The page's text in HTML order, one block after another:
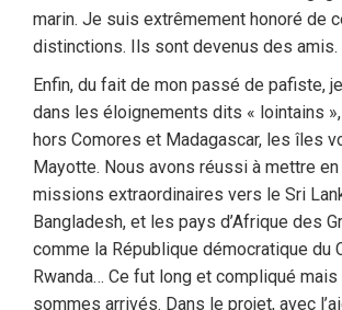
marin. Je suis extrêmement honoré de
distinctions. Ils sont devenus des amis.
Enfin, du fait de mon passé de pafiste,
dans les éloignements dits « lointains
hors Comores et Madagascar, les îles
Mayotte. Nous avons réussi à mettre
missions extraordinaires vers le Sri
Bangladesh, et les pays d’Afrique des
comme la République démocratique du
Rwanda… Ce fut long et compliqué mais
sommes arrivés. Dans le projet, avec